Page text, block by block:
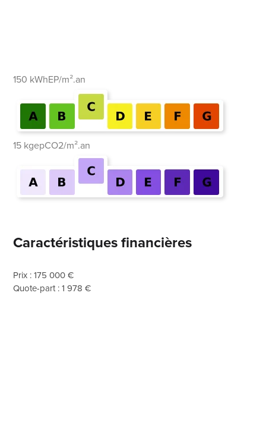
150 kWhEP/m².an
15 kgepCO2/m².an
Caractéristiques financières
Prix : 175 000 €
Quote-part : 1 978 €